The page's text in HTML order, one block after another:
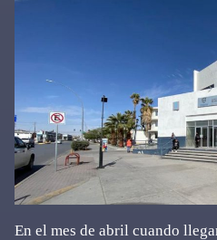
En el mes de abril cuando